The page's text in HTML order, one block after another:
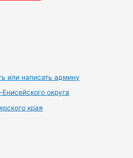
или написать админу
округа
края